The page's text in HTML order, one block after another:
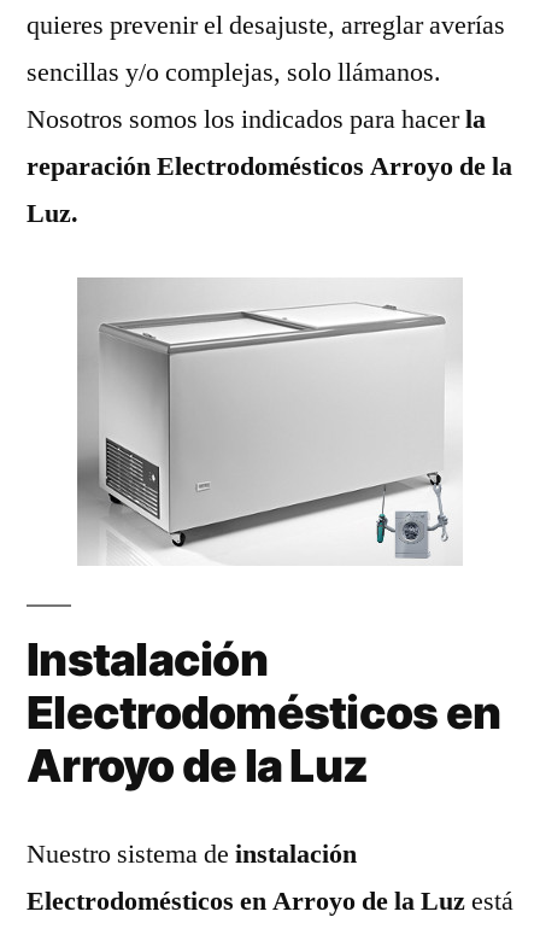
quieres prevenir el desajuste, arreglar averías
sencillas y/o complejas, solo llámanos.
Nosotros somos los indicados para hacerla
reparación Electrodomésticos Arroyo de la
Luz.
Instalación
Electrodomésticos en
Arroyo de la Luz
Nuestro sistema de instalación
Electrodomésticos en Arroyo de la Luzestá